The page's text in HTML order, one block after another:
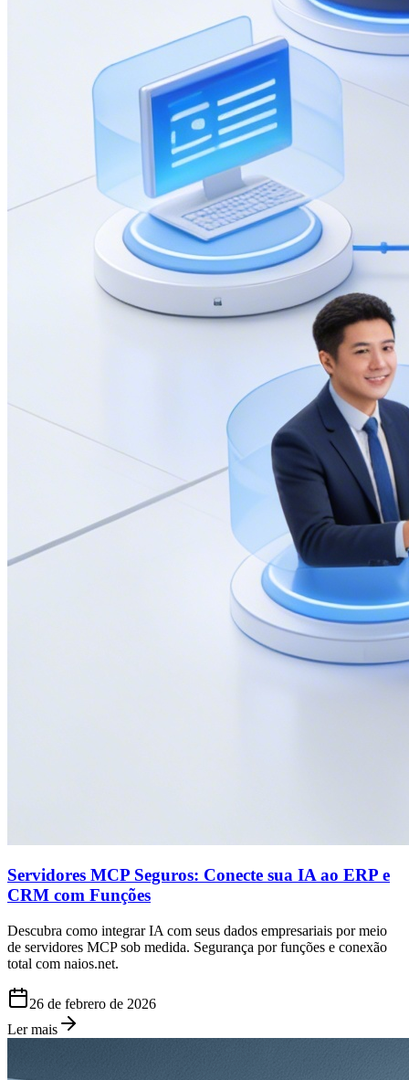
Servidores MCP Seguros: Conecte sua IA ao ERP e
CRM com Funções
Descubra como integrar IA com seus dados empresariais por meio
de servidores MCP sob medida. Segurança por funções e conexão
total com naios.net.
26 de febrero de 2026
Ler mais